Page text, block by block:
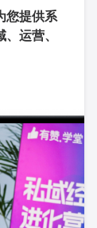
您提供系
运营、